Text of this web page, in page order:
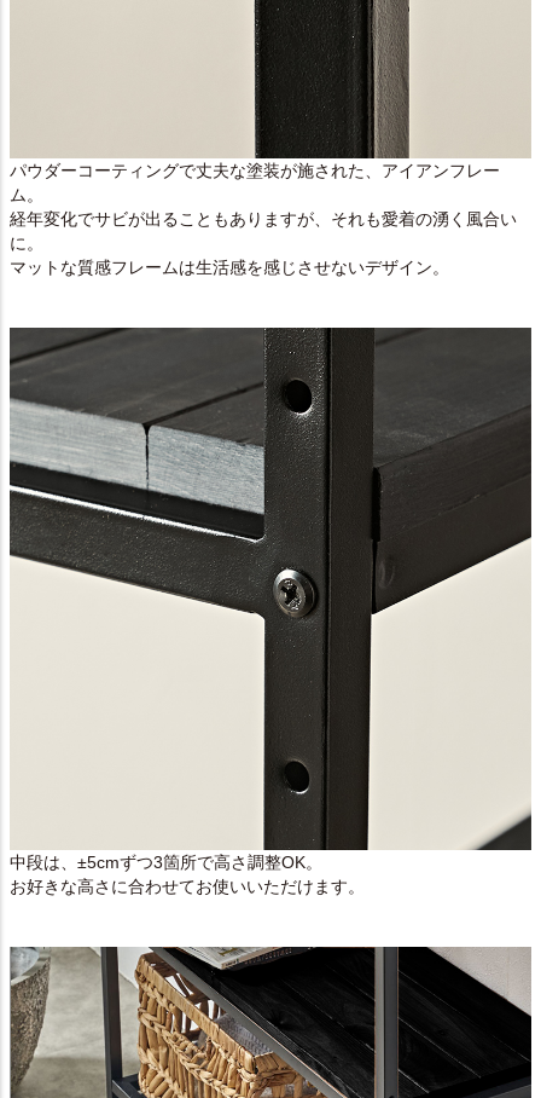
パウダーコーティングで丈夫な塗装が施された、アイアンフレー
ム。
経年変化でサビが出ることもありますが、それも愛着の湧く風合い
に。
マットな質感フレームは生活感を感じさせないデザイン。
中段は、±5cmずつ3箇所で高さ調整OK。
お好きな高さに合わせてお使いいただけます。